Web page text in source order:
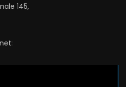
145,